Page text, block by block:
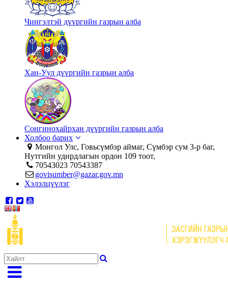
Чингэлтэй дүүргийн газрын алба
Хан-Уул дүүргийн газрын алба
Сонгинохайрхан дүүргийн газрын алба
Холбоо барих
Монгол Улс, Говьсүмбэр аймаг, Сүмбэр сум 3-р баг,
Нутгийн удирдлагын ордон 109 тоот,
70543023 70543387
govisumber@gazar.gov.mn
Хэлэлцүүлэг